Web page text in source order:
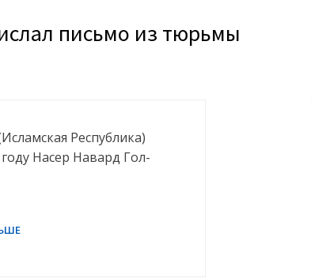
письмо из тюрьмы
Республика)
Насер Навард Гол-